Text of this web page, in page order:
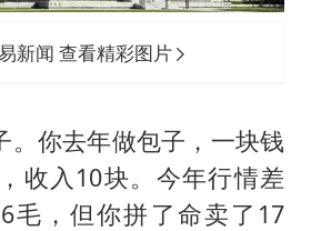
新闻 查看精彩图片
。你去年做包子，一块钱
收入10块。今年行情差
毛，但你拼了命卖了17